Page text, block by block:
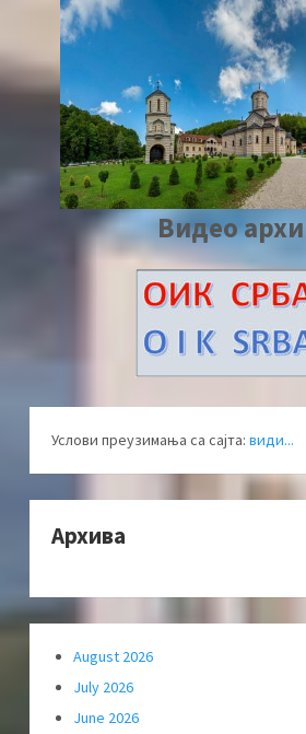
Видео
Услови преузимања са сајта: види...
Архива
August 2026
July 2026
June 2026